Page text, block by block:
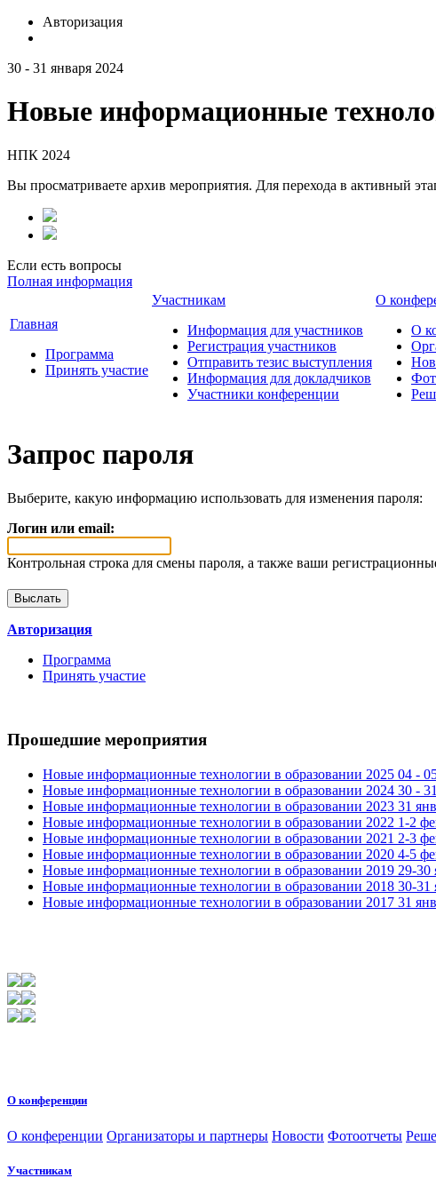
Авторизация
30 - 31 января 2024
Новые информационные
НПК 2024
Вы просматриваете архив мероприятия. Для перехода в активный
Если есть вопросы
Полная информация
Главная
Программа
Принять участие
Участникам
Информация для участников
Регистрация участников
Отправить тезис выступления
Информация для докладчиков
Участники конференции
О
О
Запрос пароля
Выберите, какую информацию использовать для изменения пароля:
Логин или email:
Контрольная строка для смены пароля, а также ваши
Авторизация
Программа
Принять участие
Прошедшие мероприятия
Новые информационные технологии в образовании 2025 04 -
Новые информационные технологии в образовании 2024 30 -
Новые информационные технологии в образовании 2023 31
Новые информационные технологии в образовании 2022 1-2
Новые информационные технологии в образовании 2021 2-3
Новые информационные технологии в образовании 2020 4-5
Новые информационные технологии в образовании 2019 29-30
Новые информационные технологии в образовании 2018 30-31
Новые информационные технологии в образовании 2017 31
О конференции
О конференции Организаторы и партнеры Новости Фотоотчеты
Участникам